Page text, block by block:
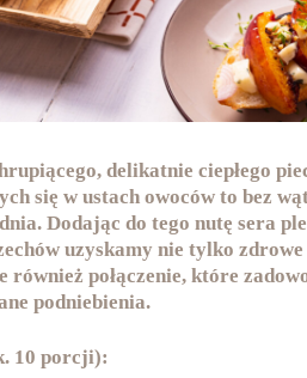
delikatnie ciepłego
się w ustach owoców to bez
Dodając do tego nutę sera
uzyskamy nie tylko zdrowe
również połączenie, które
podniebienia.
10 porcji):